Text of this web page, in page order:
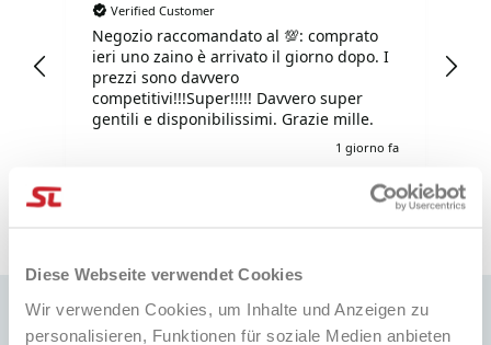
Diese Webseite verwendet Cookies
Wir verwenden Cookies, um Inhalte und Anzeigen zu
personalisieren, Funktionen für soziale Medien anbieten
Verified Customer
Negozio raccomandato al 💯: comprato
ieri uno zaino è arrivato il giorno dopo. I
prezzi sono davvero
competitivi!!!Super!!!!! Davvero super
gentili e disponibilissimi. Grazie mille.
1 giorno fa